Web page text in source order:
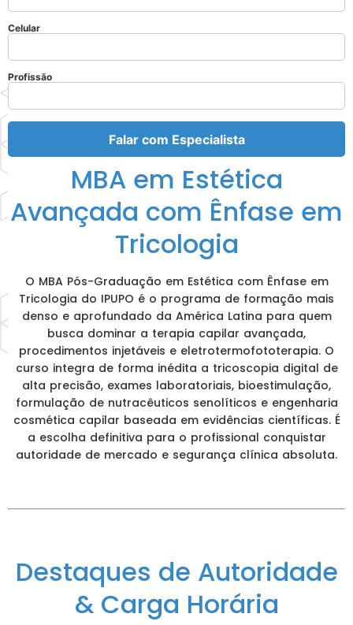
Celular
Profissão
Falar com Especialista
MBA em Estética
Avançada com Ênfase em
Tricologia
O MBA Pós-Graduação em Estética com Ênfase em
Tricologia do IPUPO é o programa de formação mais
denso e aprofundado da América Latina para quem
busca dominar a terapia capilar avançada,
procedimentos injetáveis e eletrotermofototerapia. O
curso integra de forma inédita a tricoscopia digital de
alta precisão, exames laboratoriais, bioestimulação,
formulação de nutracêuticos senolíticos e engenharia
cosmética capilar baseada em evidências científicas. É
a escolha definitiva para o profissional conquistar
autoridade de mercado e segurança clínica absoluta.
Destaques de Autoridade
& Carga Horária